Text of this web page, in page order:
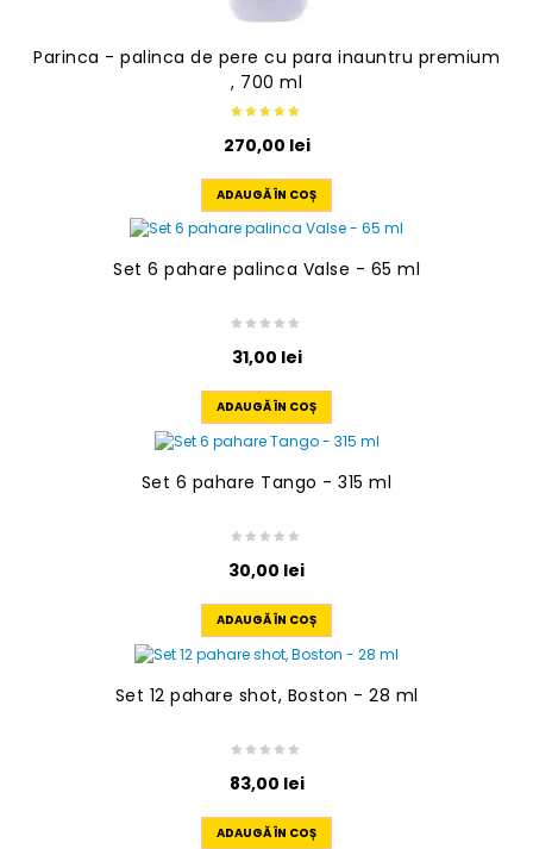
Parinca - palinca de pere cu para inauntru premium
, 700 ml
270,00 lei
ADAUGĂ ÎN COȘ
Set 6 pahare palinca Valse - 65 ml
31,00 lei
ADAUGĂ ÎN COȘ
Set 6 pahare Tango - 315 ml
30,00 lei
ADAUGĂ ÎN COȘ
Set 12 pahare shot, Boston - 28 ml
83,00 lei
ADAUGĂ ÎN COȘ